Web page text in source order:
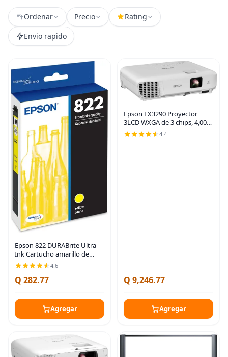
Ordenar Precio
Rating
Envio rapido
Epson 822 DURABrite Ultra
Ink Cartucho amarillo de
capacidad estándar (T822420-
S) funciona con Workforce
Pro WF-3820,3823, 4820,
4.6
Q 282.77
Agregar
Epson EX3290 Proyector
3LCD WXGA de 3 chips, 4,000
lúmenes de alto brillo de
color, 4,000 lúmenes de brillo
4.4
Q 9,246.77
Agregar